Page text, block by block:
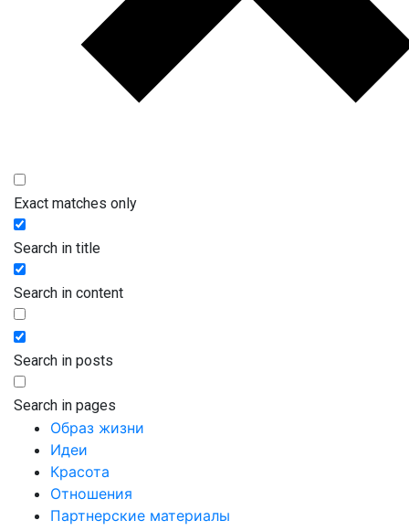
Exact matches only
Search in title
Search in content
Search in posts
Search in pages
Образ жизни
Идеи
Красота
Отношения
Партнерские материалы